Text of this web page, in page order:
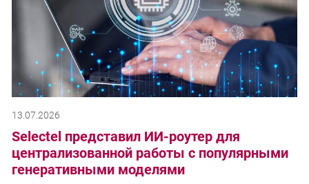
13.07.2026
Selectel представил ИИ-роутер для
централизованной работы с популярными
генеративными моделями